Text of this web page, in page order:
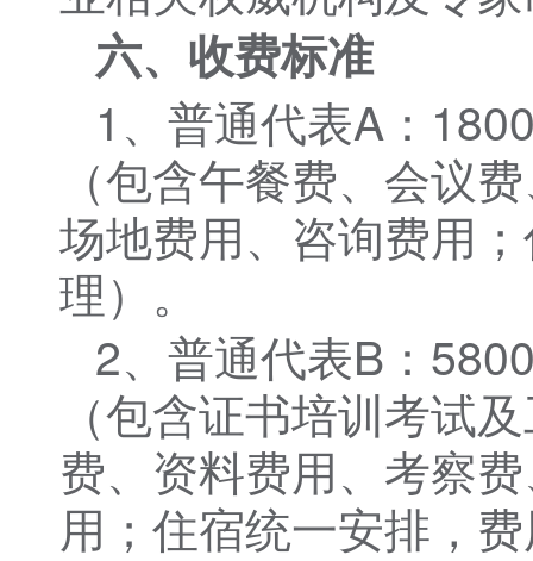
六、收费标准
1、普通代表A：
（包含午餐费、会议
场地费用、咨询费用
理）。
2、普通代表B：
（包含证书培训考试
费、资料费用、考察
用；住宿统一安排，